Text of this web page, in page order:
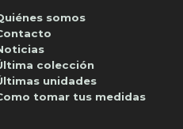
somos
colección
unidades
tomar tus medidas